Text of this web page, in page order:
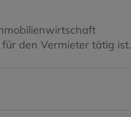
den Vermieter tätig ist.